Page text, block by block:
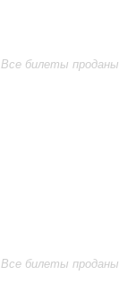
Все билеты проданы
Все билеты проданы